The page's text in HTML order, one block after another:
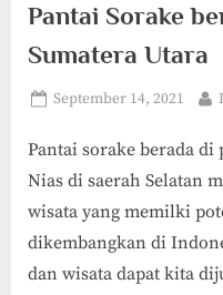
Pantai Sorake
Sumatera Utara
Posted
September 14, 2021
Pantai sorake berada
Nias di saerah Selatan
wisata yang memilki
dikembangkan di
dan wisata dapat kita